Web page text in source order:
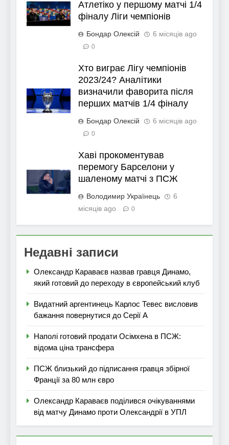
Атлетіко у першому матчі 1/4
фіналу Ліги чемпіонів
Бондар Олексій 6 місяців ago
0
Хто виграє Лігу чемпіонів
2023/24? Аналітики
визначили фаворита після
перших матчів 1/4 фіналу
Бондар Олексій 6 місяців ago
0
Хаві прокоментував
перемогу Барселони у
шаленому матчі з ПСЖ
Володимир Українець
6
місяців ago
0
Недавні записи
Олександр Караваєв назвав гравця Динамо,
який готовий до переходу в європейський клуб
Видатний аргентинець Карлос Тевес висловив
бажання повернутися до Серії А
Наполі готовий продати Осімхена в ПСЖ:
відома ціна трансфера
ПСЖ близький до підписання гравця збірної
Франції за 80 млн євро
Олександр Караваєв поділився очікуваннями
від матчу Динамо проти Олександрії в УПЛ